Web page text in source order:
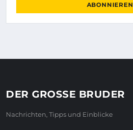
ABONNIEREN
DER GROSSE BRUDER
Nachrichten, Tipps und Einblicke